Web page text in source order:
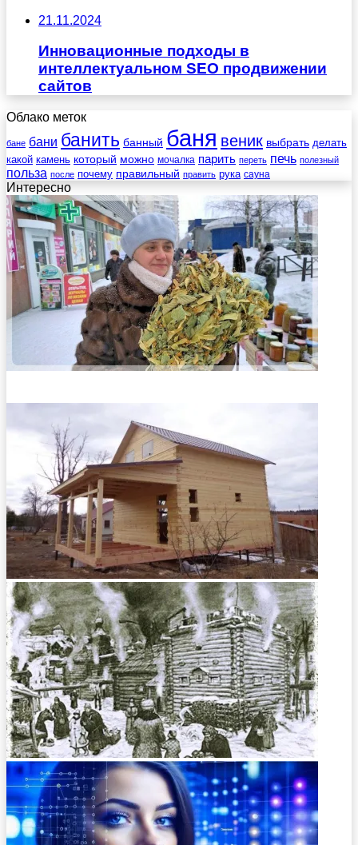
21.11.2024
Инновационные подходы в
интеллектуальном SEO продвижении
сайтов
Облако меток
бане бани банить банный баня веник выбрать делать
какой камень который можно мочалка парить переть печь полезный
польза после почему правильный править рука сауна
Интересно